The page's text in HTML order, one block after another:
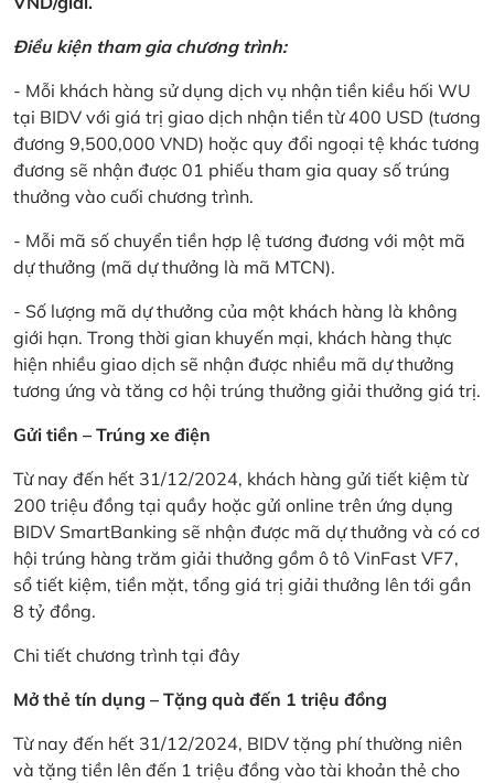
Điều kiện tham gia chương trình:
- Mỗi khách hàng sử dụng dịch vụ nhận tiền kiều hối WU
tại BIDV với giá trị giao dịch nhận tiền từ 400 USD (tương
đương 9,500,000 VND) hoặc quy đổi ngoại tệ khác tương
đương sẽ nhận được 01 phiếu tham gia quay số trúng
thưởng vào cuối chương trình.
- Mỗi mã số chuyển tiền hợp lệ tương đương với một mã
dự thưởng (mã dự thưởng là mã MTCN).
- Số lượng mã dự thưởng của một khách hàng là không
giới hạn. Trong thời gian khuyến mại, khách hàng thực
hiện nhiều giao dịch sẽ nhận được nhiều mã dự thưởng
tương ứng và tăng cơ hội trúng thưởng giải thưởng giá trị.
Gửi tiền – Trúng xe điện
Từ nay đến hết 31/12/2024, khách hàng gửi tiết kiệm từ
200 triệu đồng tại quầy hoặc gửi online trên ứng dụng
BIDV SmartBanking sẽ nhận được mã dự thưởng và có cơ
hội trúng hàng trăm giải thưởng gồm ô tô VinFast VF7,
sổ tiết kiệm, tiền mặt, tổng giá trị giải thưởng lên tới gần
8 tỷ đồng.
Chi tiết chương trình tại đây
Mở thẻ tín dụng – Tặng quà đến 1 triệu đồng
Từ nay đến hết 31/12/2024, BIDV tặng phí thường niên
và tặng tiền lên đến 1 triệu đồng vào tài khoản thẻ cho